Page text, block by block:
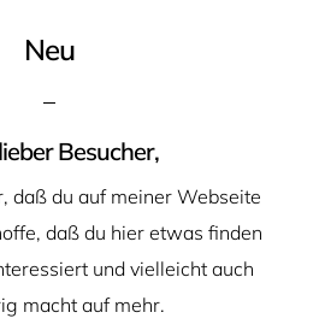
Neu
Besucher,
daß du auf meiner Webseite
daß du hier etwas finden
und vielleicht auch
macht auf mehr.